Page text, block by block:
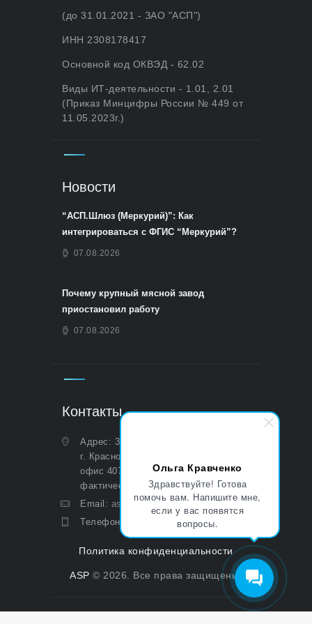
Ольга Кравченко
Здравствуйте! Готова
помочь вам. Напишите мне,
если у вас появятся
вопросы.
(до 31.01.2021 - ЗАО "АСП")
ИНН 2308178417
Основной код ОКВЭД - 62.02
Виды ИТ-деятельности - 1.01, 2.01
(Приказ Минцифры России № 449 от
11.05.2023г.)
Новости
“АСП.Шлюз (Меркурий)”: Как
интегрироваться с ФГИС “Меркурий”?
07.08.2026
Почему крупный мясной завод
приостановил работу
07.08.2026
Контакты
Адрес: 350051, Краснодарский край,
г. Краснодар, ул. Дальняя, д. 27,
офис 407 (Юридический и
фактический)
Email: asp@aoasp.ru
Телефон:
+7 (499) 380-83-05
Политика конфиденциальности
ASP © 2026. Все права защищены.